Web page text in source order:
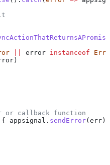
error instanceof
)
callback function
{ appsignal . sendError( err )